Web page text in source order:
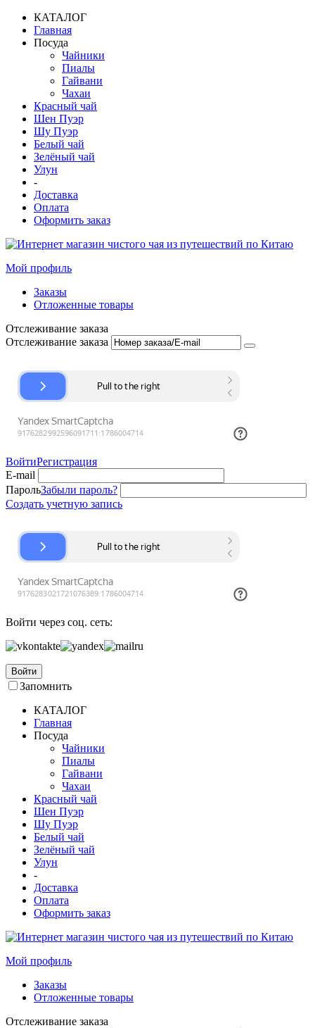
КАТАЛОГ
Главная
Посуда
Чайники
Пиалы
Гайвани
Чахаи
Красный чай
Шен Пуэр
Шу Пуэр
Белый чай
Зелёный чай
Улун
-
Доставка
Оплата
Оформить заказ
Мой профиль
Заказы
Отложенные товары
Отслеживание заказа
Отслеживание заказа
ВойтиРегистрация
E-mail
ПарольЗабыли пароль?
Создать учетную запись
Войти через соц. сеть:
Войти
Запомнить
КАТАЛОГ
Главная
Посуда
Чайники
Пиалы
Гайвани
Чахаи
Красный чай
Шен Пуэр
Шу Пуэр
Белый чай
Зелёный чай
Улун
-
Доставка
Оплата
Оформить заказ
Мой профиль
Заказы
Отложенные товары
Отслеживание заказа